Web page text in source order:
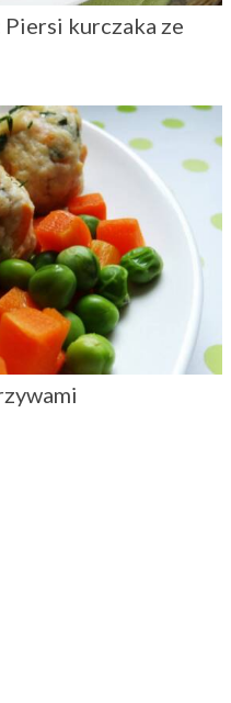
kurczaka ze